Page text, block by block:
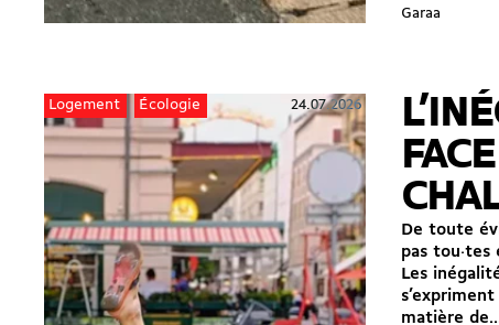
Garaa
Logement Écologie 24.07.2026
De toute
pas tou·tes
Les
matière